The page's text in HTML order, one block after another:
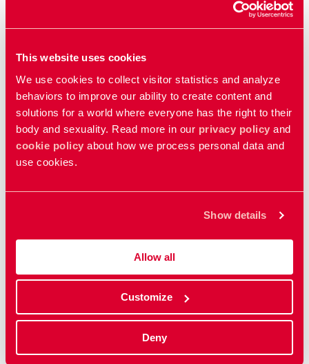
This website uses cookies
We use cookies to collect visitor statistics and analyze
behaviors to improve our ability to create content and
solutions for a world where everyone has the right to their
body and sexuality. Read more in our privacy policy and
cookie policy about how we process personal data and
use cookies.
Show details
Allow all
Customize
Deny
การทำแท้ง
Abortion
อวัยวะสืบพันธุ์
อวัยวะเพศของผู้ชาย
Male genitals